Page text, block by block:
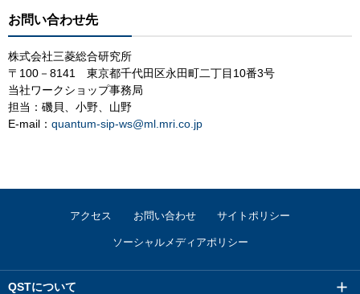
お問い合わせ先
株式会社三菱総合研究所
〒100－8141 東京都千代田区永田町二丁目10番3号
当社ワークショップ事務局
担当：磯貝、小野、山野
E-mail： quantum-sip-ws@ml.mri.co.jp
アクセス お問い合わせ サイトポリシー
ソーシャルメディアポリシー
QSTについて